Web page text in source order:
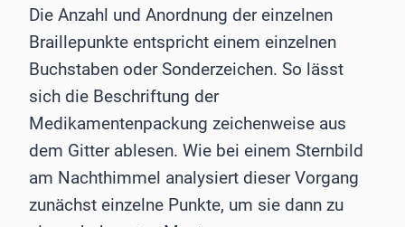
Die Anzahl und Anordnung der einzelnen
Braillepunkte entspricht einem einzelnen
Buchstaben oder Sonderzeichen. So lässt
sich die Beschriftung der
Medikamentenpackung zeichenweise aus
dem Gitter ablesen. Wie bei einem Sternbild
am Nachthimmel analysiert dieser Vorgang
zunächst einzelne Punkte, um sie dann zu